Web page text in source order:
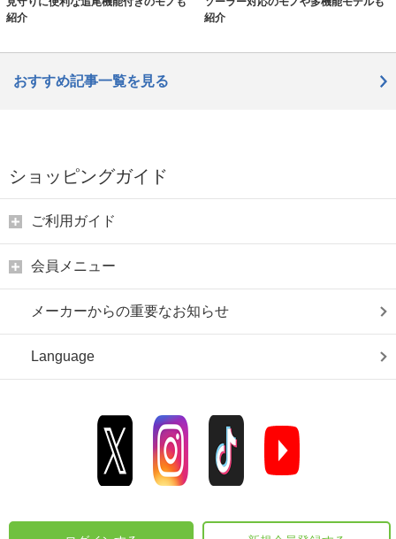
紹介
紹介
おすすめ記事一覧を見る
ショッピングガイド
ご利用ガイド
会員メニュー
メーカーからの重要なお知らせ
Language